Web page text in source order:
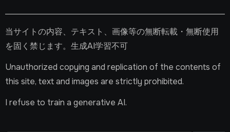
当サイトの内容、テキスト、画像等の無断転載・無断使用
を固く禁じます。生成AI学習不可
Unauthorized copying and replication of the contents of
this site, text and images are strictly prohibited.
I refuse to train a generative AI.